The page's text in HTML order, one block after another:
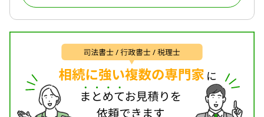
また、相続人の調査・確認、相続財産の調査、 相続
対応地域
群馬県全域と栃木県足利市
対応業務
遺言書 / 遺産分割 / 相続財産調査 / 相続手続き / 銀行
手続き / 戸籍収集 / 相続人調査